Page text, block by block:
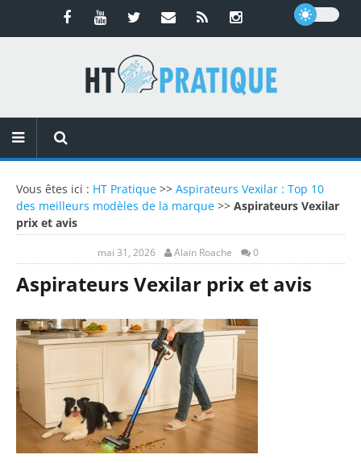
Vous êtes ici : HT Pratique >> Aspirateurs Vexilar : Top 10
des meilleurs modèles de la marque >> Aspirateurs Vexilar
prix et avis
mai 31, 2026 Alain Roache 0
Aspirateurs Vexilar prix et avis